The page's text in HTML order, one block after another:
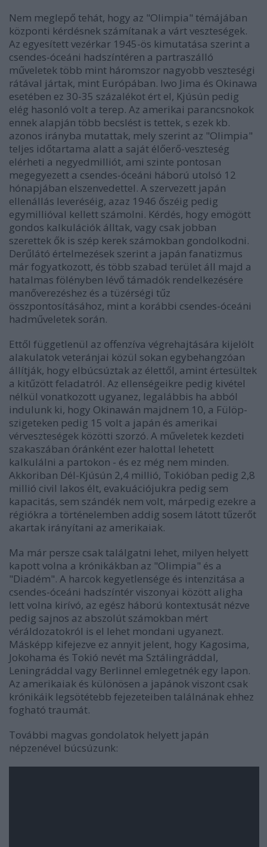
Nem meglepő tehát, hogy az "Olimpia" témájában
központi kérdésnek számítanak a várt veszteségek.
Az egyesített vezérkar 1945-ös kimutatása szerint a
csendes-óceáni hadszíntéren a partraszálló
műveletek több mint háromszor nagyobb veszteségi
rátával jártak, mint Európában. Iwo Jima és Okinawa
esetében ez 30-35 százalékot ért el, Kjúsún pedig
elég hasonló volt a terep. Az amerikai parancsnokok
ennek alapján több becslést is tettek, s ezek kb.
azonos irányba mutattak, mely szerint az "Olimpia"
teljes időtartama alatt a saját élőerő-veszteség
elérheti a negyedmilliót, ami szinte pontosan
megegyezett a csendes-óceáni háború utolsó 12
hónapjában elszenvedettel. A szervezett japán
ellenállás leveréséig, azaz 1946 őszéig pedig
egymillióval kellett számolni. Kérdés, hogy emögött
gondos kalkulációk álltak, vagy csak jobban
szerettek ők is szép kerek számokban gondolkodni.
Derűlátó értelmezések szerint a japán fanatizmus
már fogyatkozott, és több szabad terület áll majd a
hatalmas fölényben lévő támadók rendelkezésére
manőverezéshez és a tüzérségi tűz
összpontosításához, mint a korábbi csendes-óceáni
hadműveletek során.
Ettől függetlenül az offenzíva végrehajtására kijelölt
alakulatok veteránjai közül sokan egybehangzóan
állítják, hogy elbúcsúztak az élettől, amint értesültek
a kitűzött feladatról. Az ellenségeikre pedig kivétel
nélkül vonatkozott ugyanez, legalábbis ha abból
indulunk ki, hogy Okinawán majdnem 10, a Fülöp-
szigeteken pedig 15 volt a japán és amerikai
vérveszteségek közötti szorzó. A műveletek kezdeti
szakaszában óránként ezer halottal lehetett
kalkulálni a partokon - és ez még nem minden.
Akkoriban Dél-Kjúsún 2,4 millió, Tokióban pedig 2,8
millió civil lakos élt, evakuációjukra pedig sem
kapacitás, sem szándék nem volt, márpedig ezekre a
régiókra a történelemben addig sosem látott tűzerőt
akartak irányítani az amerikaiak.
Ma már persze csak találgatni lehet, milyen helyett
kapott volna a krónikákban az "Olimpia" és a
"Diadém". A harcok kegyetlensége és intenzitása a
csendes-óceáni hadszíntér viszonyai között aligha
lett volna kirívó, az egész háború kontextusát nézve
pedig sajnos az abszolút számokban mért
véráldozatokról is el lehet mondani ugyanezt.
Másképp kifejezve ez annyit jelent, hogy Kagosima,
Jokohama és Tokió nevét ma Sztálingráddal,
Leningráddal vagy Berlinnel emlegetnék egy lapon.
Az amerikaiak és különösen a japánok viszont csak
krónikáik legsötétebb fejezeteiben találnának ehhez
fogható traumát.
További magvas gondolatok helyett japán
népzenével búcsúzunk: